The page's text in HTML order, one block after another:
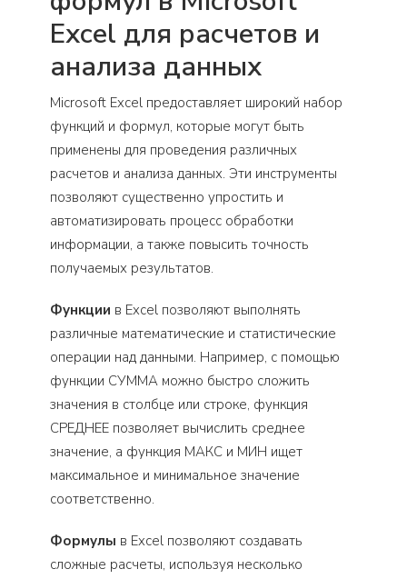
Excel для расчетов и
анализа данных
Microsoft Excel предоставляет широкий набор
функций и формул, которые могут быть
применены для проведения различных
расчетов и анализа данных. Эти инструменты
позволяют существенно упростить и
автоматизировать процесс обработки
информации, а также повысить точность
получаемых результатов.
Функции в Excel позволяют выполнять
различные математические и статистические
операции над данными. Например, с помощью
функции СУММА можно быстро сложить
значения в столбце или строке, функция
СРЕДНЕЕ позволяет вычислить среднее
значение, а функция МАКС и МИН ищет
максимальное и минимальное значение
соответственно.
Формулы в Excel позволяют создавать
сложные расчеты, используя несколько